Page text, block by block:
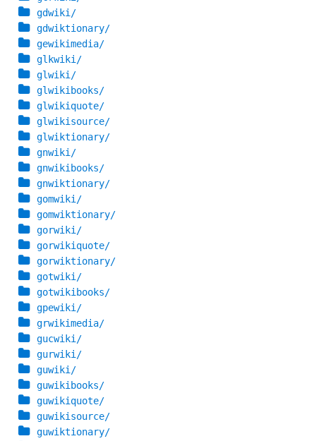
gdwiki/
gdwiktionary/
gewikimedia/
glkwiki/
glwiki/
glwikibooks/
glwikiquote/
glwikisource/
glwiktionary/
gnwiki/
gnwikibooks/
gnwiktionary/
gomwiki/
gomwiktionary/
gorwiki/
gorwikiquote/
gorwiktionary/
gotwiki/
gotwikibooks/
gpewiki/
grwikimedia/
gucwiki/
gurwiki/
guwiki/
guwikibooks/
guwikiquote/
guwikisource/
guwiktionary/